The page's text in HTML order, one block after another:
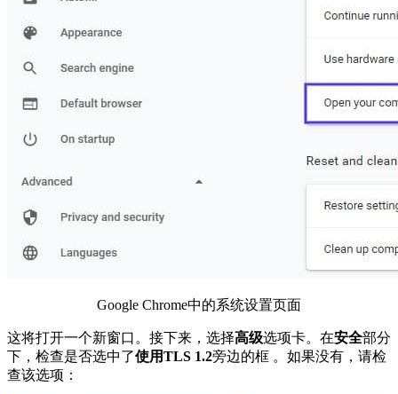
Google Chrome中的系统设置页面
这将打开一个新窗口。接下来，选择高级选项卡。在安全部分
下，检查是否选中了使用TLS 1.2旁边的框 。如果没有，请检
查该选项：